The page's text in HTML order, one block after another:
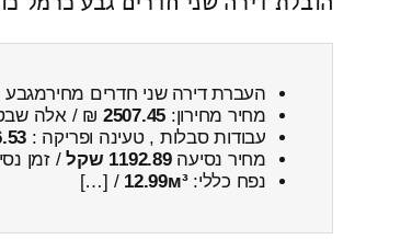
העברת דירה שני חדרים
מחיר מחירון: 2507.45 ₪ / אלה
עבודות סבלות , טעינה ופריקה : ₪
מחיר נסיעה1192.89 שקל / זמן
נפח כללי:12.99м³
/ […]